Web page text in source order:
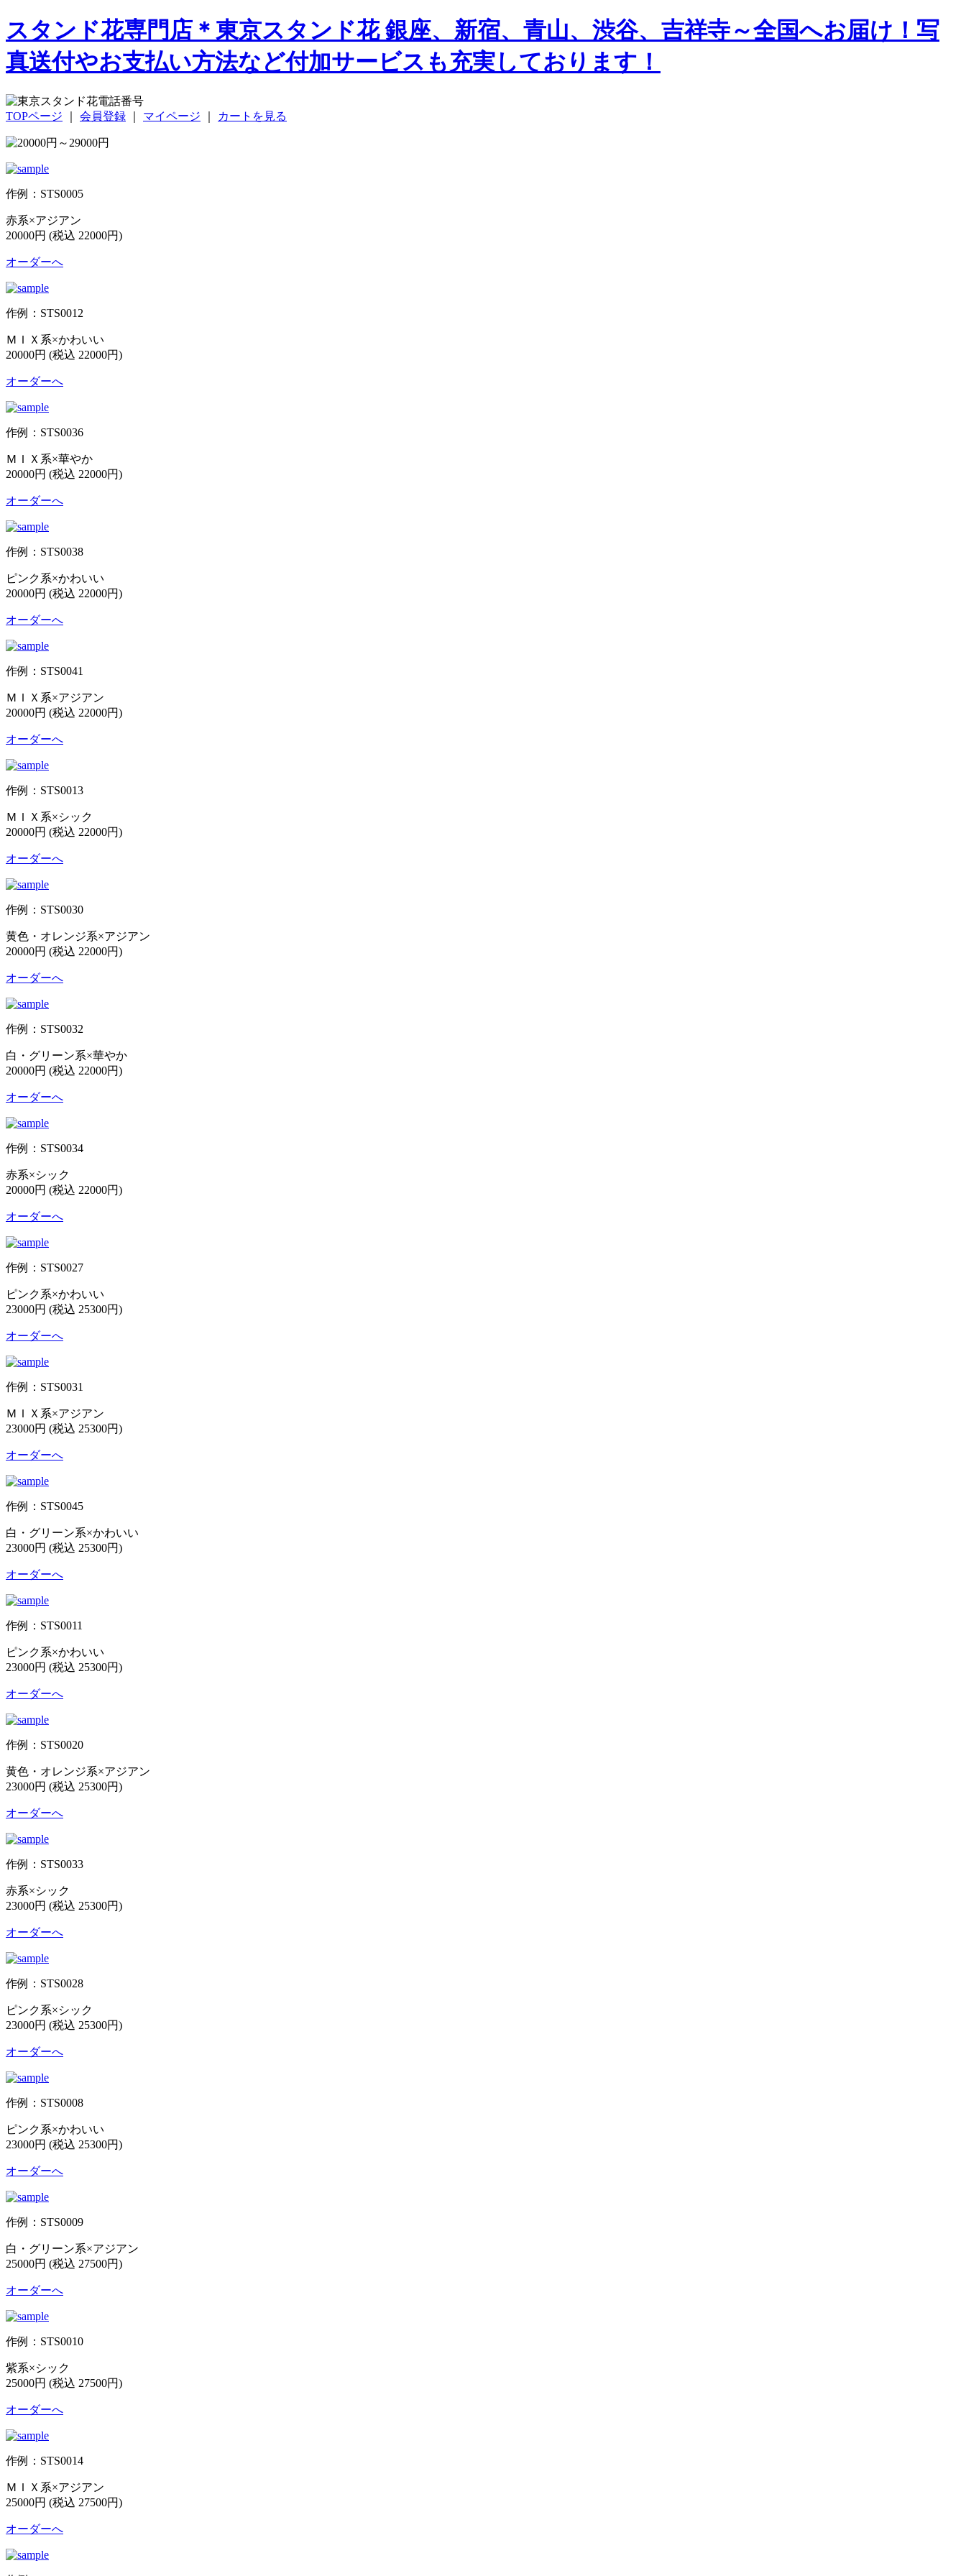
スタンド花専門店＊東京スタンド花 銀座、新宿、青山、渋谷、吉祥寺～全国へお届け！写
真送付やお支払い方法など付加サービスも充実しております！
TOPページ 会員登録 マイページ カートを見る
作例：STS0005
赤系×アジアン
20000円 (税込 22000円)
オーダーへ
作例：STS0012
ＭＩＸ系×かわいい
20000円 (税込 22000円)
オーダーへ
作例：STS0036
ＭＩＸ系×華やか
20000円 (税込 22000円)
オーダーへ
作例：STS0038
ピンク系×かわいい
20000円 (税込 22000円)
オーダーへ
作例：STS0041
ＭＩＸ系×アジアン
20000円 (税込 22000円)
オーダーへ
作例：STS0013
ＭＩＸ系×シック
20000円 (税込 22000円)
オーダーへ
作例：STS0030
黄色・オレンジ系×アジアン
20000円 (税込 22000円)
オーダーへ
作例：STS0032
白・グリーン系×華やか
20000円 (税込 22000円)
オーダーへ
作例：STS0034
赤系×シック
20000円 (税込 22000円)
オーダーへ
作例：STS0027
ピンク系×かわいい
23000円 (税込 25300円)
オーダーへ
作例：STS0031
ＭＩＸ系×アジアン
23000円 (税込 25300円)
オーダーへ
作例：STS0045
白・グリーン系×かわいい
23000円 (税込 25300円)
オーダーへ
作例：STS0011
ピンク系×かわいい
23000円 (税込 25300円)
オーダーへ
作例：STS0020
黄色・オレンジ系×アジアン
23000円 (税込 25300円)
オーダーへ
作例：STS0033
赤系×シック
23000円 (税込 25300円)
オーダーへ
作例：STS0028
ピンク系×シック
23000円 (税込 25300円)
オーダーへ
作例：STS0008
ピンク系×かわいい
23000円 (税込 25300円)
オーダーへ
作例：STS0009
白・グリーン系×アジアン
25000円 (税込 27500円)
オーダーへ
作例：STS0010
紫系×シック
25000円 (税込 27500円)
オーダーへ
作例：STS0014
ＭＩＸ系×アジアン
25000円 (税込 27500円)
オーダーへ